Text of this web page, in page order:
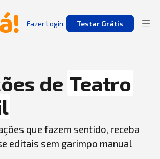
Fazer Login Testar Grátis
de Teatro
que fazem sentido, receba
editais sem garimpo manual